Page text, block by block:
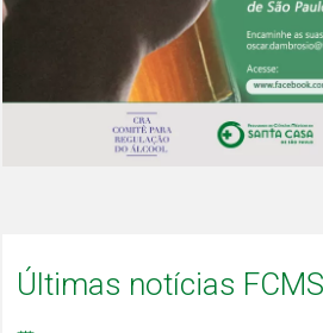
Últimas notícias